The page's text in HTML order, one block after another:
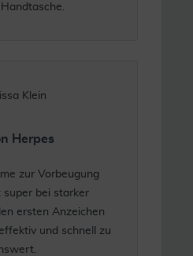
Klein
Herpes
zur Vorbeugung
super bei starker
ersten Anzeichen
und schnell zu